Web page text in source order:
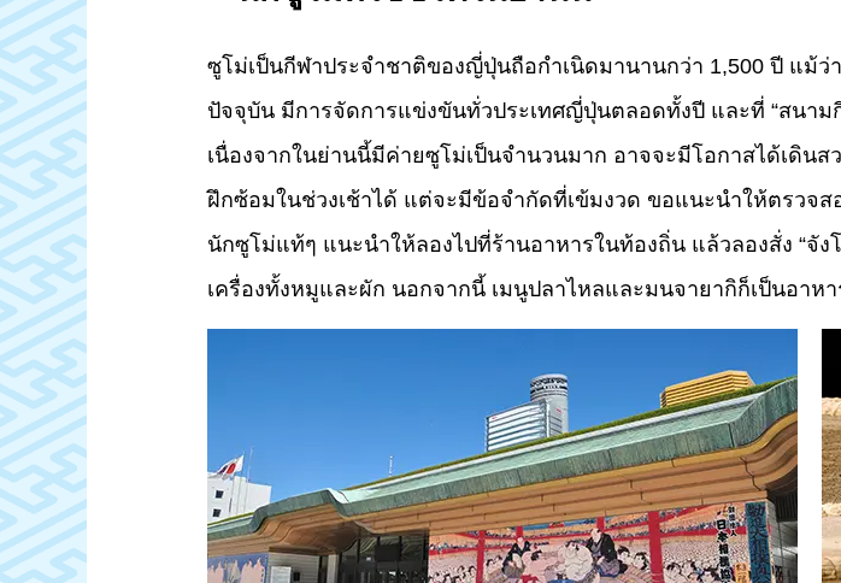
ซูโม่เป็นกีฬาประจำชาติของญี่ปุ่นถือกำเนิดมานานกว่า 1,500 ปี แม้
ปัจจุบัน มีการจัดการแข่งขันทั่วประเทศญี่ปุ่นตลอดทั้งปี และที่ “สนา
เนื่องจากในย่านนี้มีค่ายซูโม่เป็นจำนวนมาก อาจจะมีโอกาสได้เดิน
ฝึกซ้อมในช่วงเช้าได้ แต่จะมีข้อจำกัดที่เข้มงวด ขอแนะนำให้ตรวจ
นักซูโม่แท้ๆ แนะนำให้ลองไปที่ร้านอาหารในท้องถิ่น แล้วลองสั่ง “จั
เครื่องทั้งหมูและผัก นอกจากนี้ เมนูปลาไหลและมนจายากิก็เป็นอาห